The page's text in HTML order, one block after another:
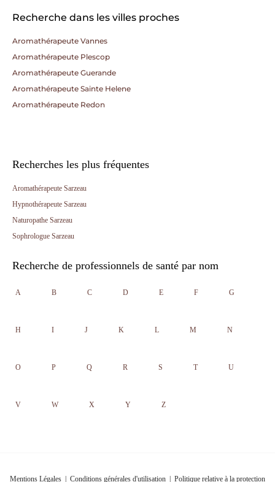
Recherche dans les villes proches
Aromathérapeute Vannes
Aromathérapeute Plescop
Aromathérapeute Guerande
Aromathérapeute Sainte Helene
Aromathérapeute Redon
Recherches les plus fréquentes
Aromathérapeute Sarzeau
Hypnothérapeute Sarzeau
Naturopathe Sarzeau
Sophrologue Sarzeau
Recherche de professionnels de santé par nom
A B C D E F G
H I J K L M N
O P Q R S T U
V W X Y Z
Mentions Légales Conditions générales d'utilisation Politique relative à la protection